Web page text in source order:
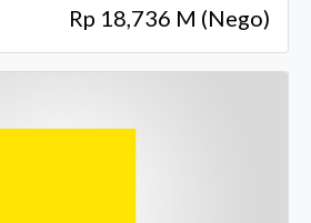
Rp 18,736 M (Nego)